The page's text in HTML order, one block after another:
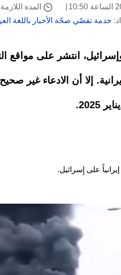
المدة اللازمة
خدمة تقصّي صحّة الأخبار باللغة
انتشر على مواقع
إلا أن الادعاء غير
على إِسرائيل.